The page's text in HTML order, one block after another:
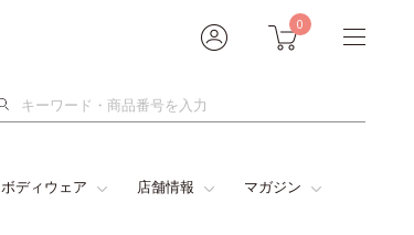
0
検
ボディウェア 店舗情報 マガジン